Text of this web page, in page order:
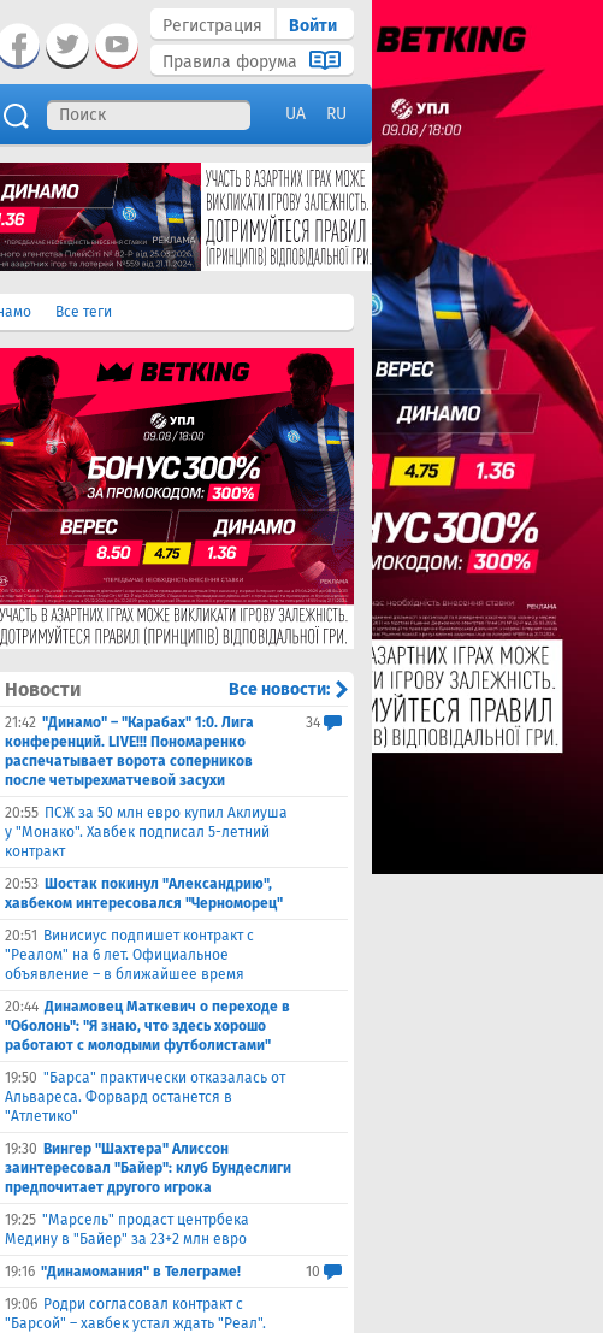
Регистрация
Войти
Правила форума
UA RU
Все теги
Новости Все новости:
21:42 "Динамо" – "Карабах" 1:0. Лига
конференций. LIVE!!! Пономаренко
распечатывает ворота соперников
после четырехматчевой засухи
34
20:55 ПСЖ за 50 млн евро купил Аклиуша
у "Монако". Хавбек подписал 5-летний
контракт
20:53 Шостак покинул "Александрию",
хавбеком интересовался "Черноморец"
20:51
Винисиус подпишет контракт с
"Реалом" на 6 лет. Официальное
объявление – в ближайшее время
20:44 Динамовец Маткевич о переходе в
"Оболонь": "Я знаю, что здесь хорошо
работают с молодыми футболистами"
19:50 "Барса" практически отказалась от
Альвареса. Форвард останется в
"Атлетико"
19:30 Вингер "Шахтера" Алиссон
заинтересовал "Байер": клуб Бундеслиги
предпочитает другого игрока
19:25 "Марсель" продаст центрбека
Медину в "Байер" за 23+2 млн евро
19:16 "Динамомания" в Телеграме!
10
19:06 Родри согласовал контракт с
"Барсой" – хавбек устал ждать "Реал".